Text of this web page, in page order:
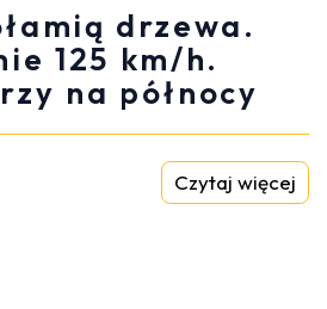
drzewa.
125 km/h.
na północy
Czytaj więcej